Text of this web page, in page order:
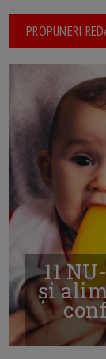
PROPUNERI
11
și